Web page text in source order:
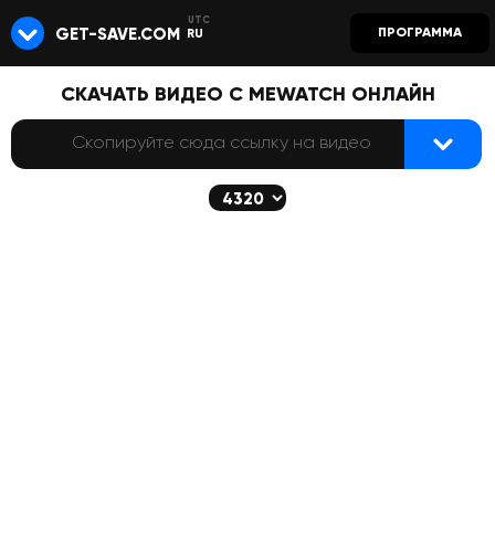
GET-SAVE.COM RU ПРОГРАММА
СКАЧАТЬ ВИДЕО С MEWATCH ОНЛАЙН